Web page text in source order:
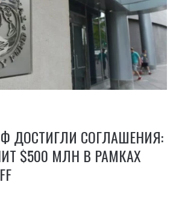
ДОСТИГЛИ СОГЛАШЕНИЯ:
$500 МЛН В РАМКАХ